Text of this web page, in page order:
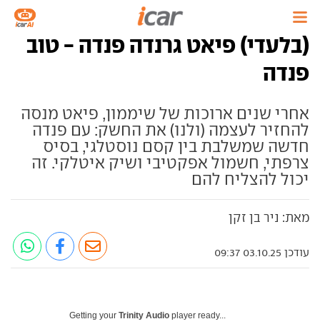
(בלעדי) פיאט גרנדה פנדה - טוב
פנדה
אחרי שנים ארוכות של שיממון, פיאט מנסה
להחזיר לעצמה (ולנו) את החשק: עם פנדה
חדשה שמשלבת בין קסם נוסטלגי, בסיס
צרפתי, חשמול אפקטיבי ושיק איטלקי. זה
יכול להצליח להם
מאת: ניר בן זקן
עודכן 03.10.25 09:37
Getting your Trinity Audio player ready...